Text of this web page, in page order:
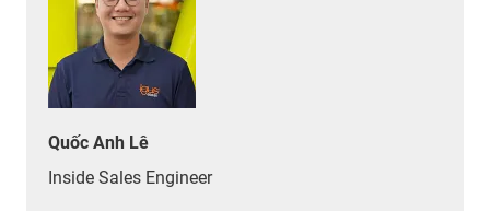
Quốc Anh Lê
Inside Sales Engineer